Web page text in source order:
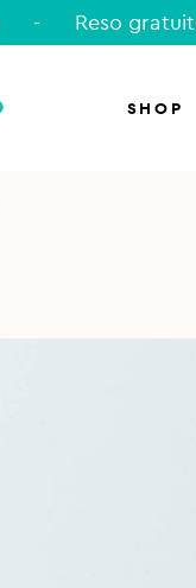
- Reso
SHOP